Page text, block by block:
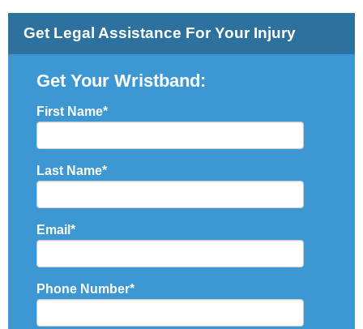
Get Legal Assistance For Your Injury
Get Your Wristband:
First Name*
Last Name*
Email*
Phone Number*